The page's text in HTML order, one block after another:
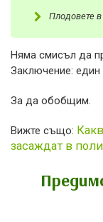
Плодовете
Няма смисъл да
Заключение: един
За да обобщим.
Вижте също:
засаждат в